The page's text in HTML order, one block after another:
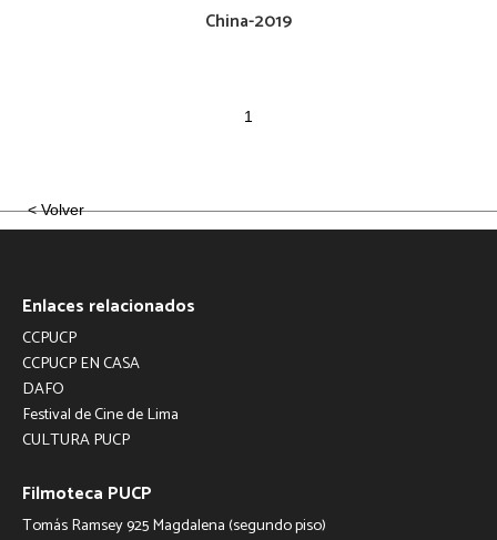
China-2019
1
< Volver
Enlaces relacionados
CCPUCP
CCPUCP EN CASA
DAFO
Festival de Cine de Lima
CULTURA PUCP
Filmoteca PUCP
Tomás Ramsey 925 Magdalena (segundo piso)